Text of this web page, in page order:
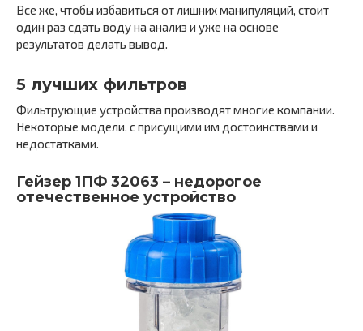
Все же, чтобы избавиться от лишних манипуляций, стоит
один раз сдать воду на анализ и уже на основе
результатов делать вывод.
5 лучших фильтров
Фильтрующие устройства производят многие компании.
Некоторые модели, с присущими им достоинствами и
недостатками.
Гейзер 1ПФ 32063 – недорогое
отечественное устройство